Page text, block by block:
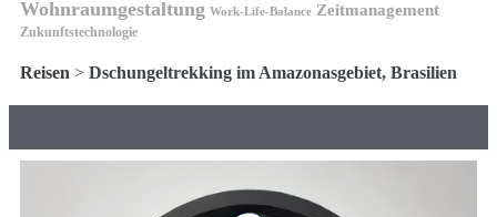
Wohnraumgestaltung Work-Life-Balance Zeitmanagement
Zukunftstechnologie
Reisen > Dschungeltrekking im Amazonasgebiet, Brasilien